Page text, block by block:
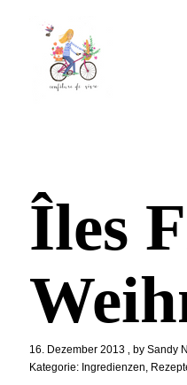
Îles
16. Dezember 2013 by Sandy
Kategorie: Ingredienzen,